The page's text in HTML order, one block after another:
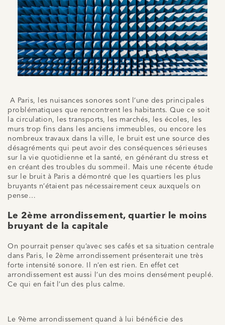
A Paris, les nuisances sonores sont l’une des principales
problématiques que rencontrent les habitants. Que ce soit
la circulation, les transports, les marchés, les écoles, les
murs trop fins dans les anciens immeubles, ou encore les
nombreux travaux dans la ville, le bruit est une source des
désagréments qui peut avoir des conséquences sérieuses
sur la vie quotidienne et la santé, en générant du stress et
en créant des troubles du sommeil. Mais une récente étude
sur le bruit à Paris a démontré que les quartiers les plus
bruyants n’étaient pas nécessairement ceux auxquels on
pense…
Le 2ème arrondissement, quartier le moins
bruyant de la capitale
On pourrait penser qu’avec ses cafés et sa situation centrale
dans Paris, le 2ème arrondissement présenterait une très
forte intensité sonore. Il n’en est rien. En effet cet
arrondissement est aussi l’un des moins densément peuplé.
Ce qui en fait l’un des plus calme.
Le 9ème arrondissement quand à lui bénéficie des